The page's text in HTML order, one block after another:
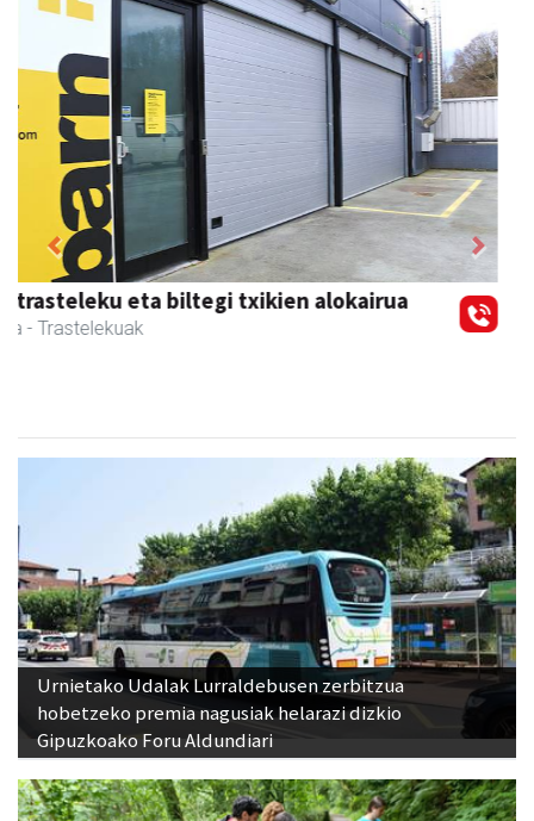
Magale Ikastetxea
Urnieta - Hezkuntza
Previous Next
Urnietako Udalak Lurraldebusen zerbitzua
hobetzeko premia nagusiak helarazi dizkio
Gipuzkoako Foru Aldundiari